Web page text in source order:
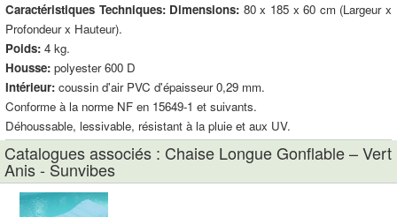
Caractéristiques Techniques: Dimensions: 80 x 185 x 60 cm (Largeur x
Profondeur x Hauteur).
Poids: 4 kg.
Housse: polyester 600 D
Intérieur: coussin d'air PVC d'épaisseur 0,29 mm.
Conforme à la norme NF en 15649-1 et suivants.
Déhoussable, lessivable, résistant à la pluie et aux UV.
Catalogues associés : Chaise Longue Gonflable – Vert
Anis - Sunvibes